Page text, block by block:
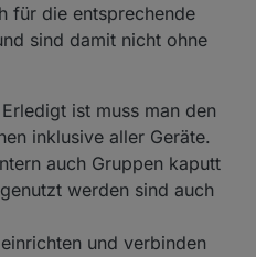
für die entsprechende
sind damit nicht ohne
ist muss man den
inklusive aller Geräte.
auch Gruppen kaputt
werden sind auch
und verbinden